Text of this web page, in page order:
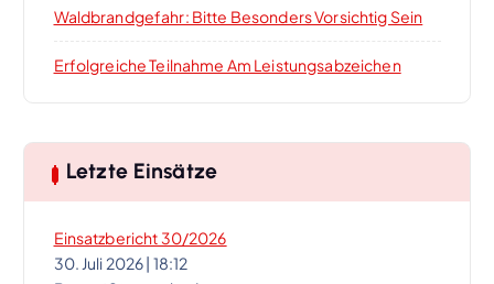
i
g
Waldbrandgefahr: Bitte Besonders Vorsichtig Sein
Erfolgreiche Teilnahme Am Leistungsabzeichen
Letzte Einsätze
Einsatzbericht 30/2026
30. Juli 2026| 18:12